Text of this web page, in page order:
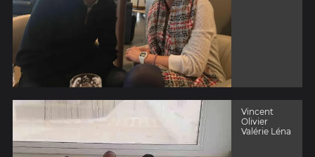
Vincent
Olivier
Valérie Léna